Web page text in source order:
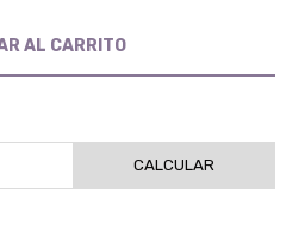
CALCULAR